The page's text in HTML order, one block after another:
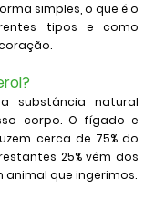
simples, o que é o
tipos e como
substância natural
corpo. O fígado e
cerca de 75% do
25% vêm dos
que ingerimos.